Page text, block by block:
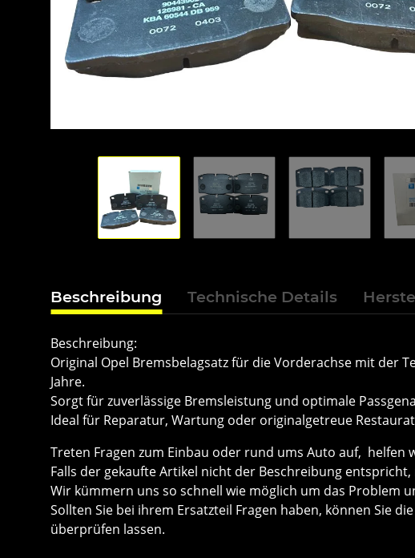
Beschreibung Technische Details
Beschreibung:
Original Opel Bremsbelagsatz für die Vorderachse mit der
Jahre.
Sorgt für zuverlässige Bremsleistung und optimale
Ideal für Reparatur, Wartung oder originalgetreue
Treten Fragen zum Einbau oder rund ums Auto auf, helfen
Falls der gekaufte Artikel nicht der Beschreibung
Wir kümmern uns so schnell wie möglich um das Problem
Sollten Sie bei ihrem Ersatzteil Fragen haben, können Sie
überprüfen lassen.